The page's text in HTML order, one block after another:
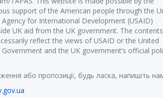
support of the American people through the
Agency for International Development (USAID)
UK aid from the UK government. The
reflect the views of USAID or the United
Government and the UK government’s official
або пропозиції, будь ласка, напишіть